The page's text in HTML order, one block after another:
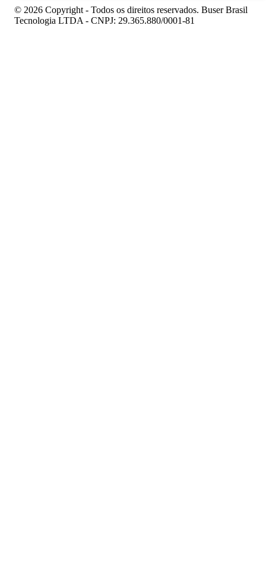
© 2026 Copyright - Todos os direitos reservados. Buser Brasil
Tecnologia LTDA - CNPJ: 29.365.880/0001-81